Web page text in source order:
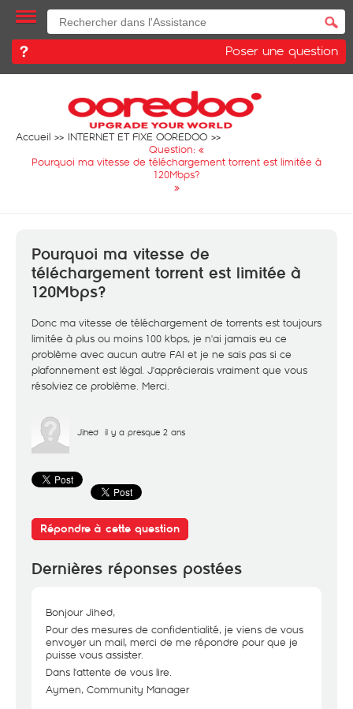
Poser une question
Accueil
INTERNET ET FIXE OOREDOO
Question: «
Pourquoi ma vitesse de téléchargement torrent est limitée à
120Mbps?
»
Pourquoi ma vitesse de
téléchargement torrent est limitée à
120Mbps?
Donc ma vitesse de téléchargement de torrents est toujours
limitée à plus ou moins 100 kbps, je n'ai jamais eu ce
problème avec aucun autre FAI et je ne sais pas si ce
plafonnement est légal. J'apprécierais vraiment que vous
résolviez ce problème. Merci.
Jihed il y a presque 2 ans
Répondre à cette question
Dernières réponses postées
Bonjour Jihed,
Pour des mesures de confidentialité, je viens de vous
envoyer un mail, merci de me répondre pour que je
puisse vous assister.
Dans l'attente de vous lire.
Aymen, Community Manager